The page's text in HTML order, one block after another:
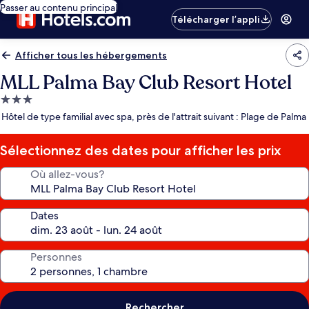
Passer au contenu principal
Télécharger l’appli
Afficher tous les hébergements
MLL Palma Bay Club Resort Hotel
Hébergement
3.0 étoiles
Hôtel de type familial avec spa, près de l'attrait suivant : Plage de Palma
Sélectionnez des dates pour afficher les prix
Où allez-vous?
Dates
Personnes